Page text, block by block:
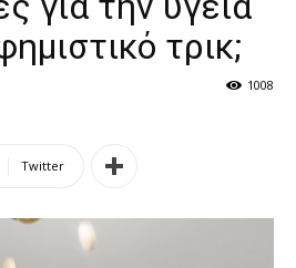
τρικ;
1008
Twitter